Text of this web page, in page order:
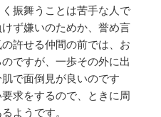
振舞うことは苦手な人で
ず嫌いのためか、誉め言
許せる仲間の前では、お
ですが、一歩その外に出
で面倒見が良いのです
求をするので、ときに周
ようです。